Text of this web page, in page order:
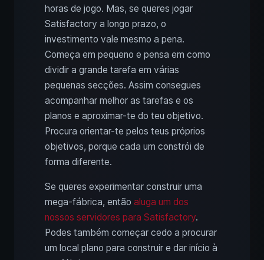
horas de jogo. Mas, se queres jogar
Satisfactory a longo prazo, o
investimento vale mesmo a pena.
Começa em pequeno e pensa em como
dividir a grande tarefa em várias
pequenas secções. Assim consegues
acompanhar melhor as tarefas e os
planos e aproximar-te do teu objetivo.
Procura orientar-te pelos teus próprios
objetivos, porque cada um constrói de
forma diferente.
Se queres experimentar construir uma
mega-fábrica, então aluga um dos
nossos servidores para Satisfactory.
Podes também começar cedo a procurar
um local plano para construir e dar início à